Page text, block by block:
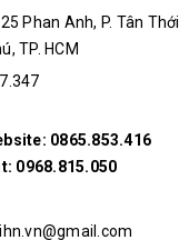
Phan Anh, P. Tân Thới
TP. HCM
0865.853.416
0968.815.050